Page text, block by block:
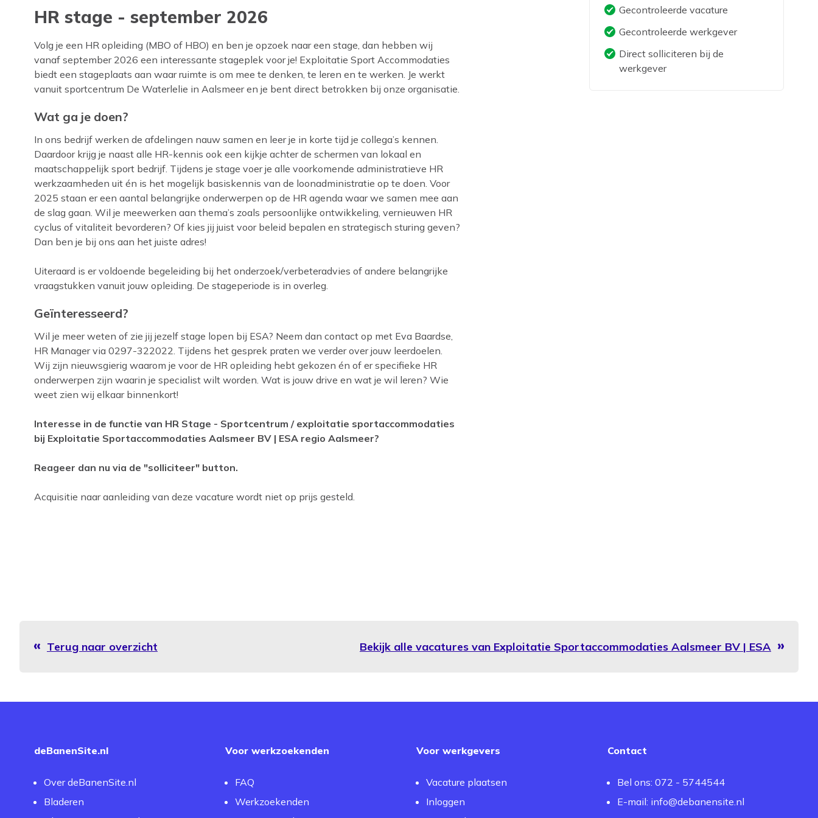
HR stage - september 2026
Volg je een HR opleiding (MBO of HBO) en ben je opzoek naar een stage, dan hebben wij
vanaf september 2026 een interessante stageplek voor je! Exploitatie Sport Accommodaties
biedt een stageplaats aan waar ruimte is om mee te denken, te leren en te werken. Je werkt
vanuit sportcentrum De Waterlelie in Aalsmeer en je bent direct betrokken bij onze organisatie.
Wat ga je doen?
In ons bedrijf werken de afdelingen nauw samen en leer je in korte tijd je collega’s kennen.
Daardoor krijg je naast alle HR-kennis ook een kijkje achter de schermen van lokaal en
maatschappelijk sport bedrijf. Tijdens je stage voer je alle voorkomende administratieve HR
werkzaamheden uit én is het mogelijk basiskennis van de loonadministratie op te doen. Voor
2025 staan er een aantal belangrijke onderwerpen op de HR agenda waar we samen mee aan
de slag gaan. Wil je meewerken aan thema’s zoals persoonlijke ontwikkeling, vernieuwen HR
cyclus of vitaliteit bevorderen? Of kies jij juist voor beleid bepalen en strategisch sturing geven?
Dan ben je bij ons aan het juiste adres!
Uiteraard is er voldoende begeleiding bij het onderzoek/verbeteradvies of andere belangrijke
vraagstukken vanuit jouw opleiding. De stageperiode is in overleg.
Geïnteresseerd?
Wil je meer weten of zie jij jezelf stage lopen bij ESA? Neem dan contact op met Eva Baardse,
HR Manager via 0297-322022. Tijdens het gesprek praten we verder over jouw leerdoelen.
Wij zijn nieuwsgierig waarom je voor de HR opleiding hebt gekozen én of er specifieke HR
onderwerpen zijn waarin je specialist wilt worden. Wat is jouw drive en wat je wil leren? Wie
weet zien wij elkaar binnenkort!
Interesse in de functie van HR Stage - Sportcentrum / exploitatie sportaccommodaties
bij Exploitatie Sportaccommodaties Aalsmeer BV | ESA regio Aalsmeer?
Reageer dan nu via de "solliciteer" button.
Acquisitie naar aanleiding van deze vacature wordt niet op prijs gesteld.
Terug naar overzicht Bekijk alle vacatures van Exploitatie Sportaccommodaties Aalsmeer BV | ESA
Gecontroleerde vacature
Gecontroleerde werkgever
Direct solliciteren bij de
werkgever
deBanenSite.nl
Over deBanenSite.nl
Bladeren
Voor werkzoekenden
FAQ
Werkzoekenden
Voor werkgevers
Vacature plaatsen
Inloggen
Contact
Bel ons: 072 - 5744544
E-mail: info@debanensite.nl